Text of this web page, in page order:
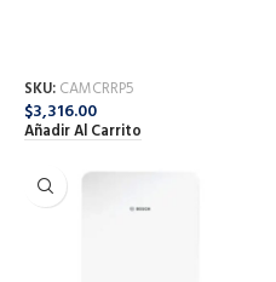
SKU: CAMCRRP5
$3,316.00
Añadir Al Carrito